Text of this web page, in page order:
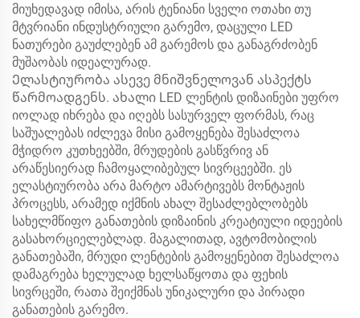
მიუხედავად იმისა, არის ტენიანი სველი ოთახი თუ
მტვრიანი ინდუსტრიული გარემო, დაცული LED
ნათურები გაუძლებენ ამ გარემოს და განაგრძობენ
მუშაობას იდეალურად.
Ელასტიურობა ასევე მნიშვნელოვან ასპექტს
წარმოადგენს. ახალი LED ლენტის დიზაინები უფრო
იოლად იხრება და იღებს სასურველ ფორმას, რაც
საშუალებას იძლევა მისი გამოყენება შესაძლოა
მჭიდრო კუთხეებში, მრუდების გასწვრივ ან
არაწესიერად ჩამოყალიბებულ სივრცეებში. ეს
ელასტიურობა არა მარტო ამარტივებს მონტაჟის
პროცესს, არამედ იქმნის ახალ შესაძლებლობებს
სახელმწიფო განათების დიზაინის კრეატიული იდეების
გასახორციელებლად. მაგალითად, ავტომობილის
განათებაში, მრუდი ლენტების გამოყენებით შესაძლოა
დამაგრება ხელულად ხელსაწყოთა და ფეხის
სივრცეში, რათა შეიქმნას უნიკალური და პირადი
განათების გარემო.